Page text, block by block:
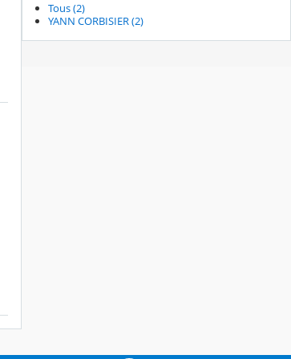
Tous (2)
YANN CORBISIER (2)